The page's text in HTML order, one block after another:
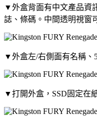
▼外盒背面有中文產品資
誌、條碼。中間透明視窗
▼外盒左/右側面有名稱、
▼打開外盒，SSD固定在